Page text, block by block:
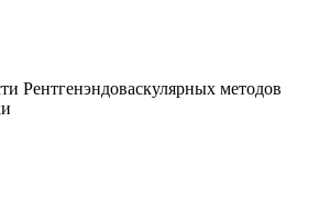
Рентгенэндоваскулярных методов